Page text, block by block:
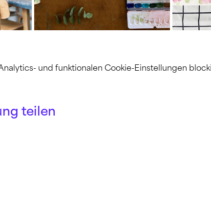
und funktionalen Cookie-Einstellungen
teilen